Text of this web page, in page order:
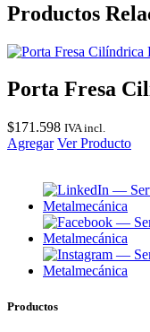
Productos
Porta Fresa
$171.598 IVA incl.
Agregar Ver Producto
Productos